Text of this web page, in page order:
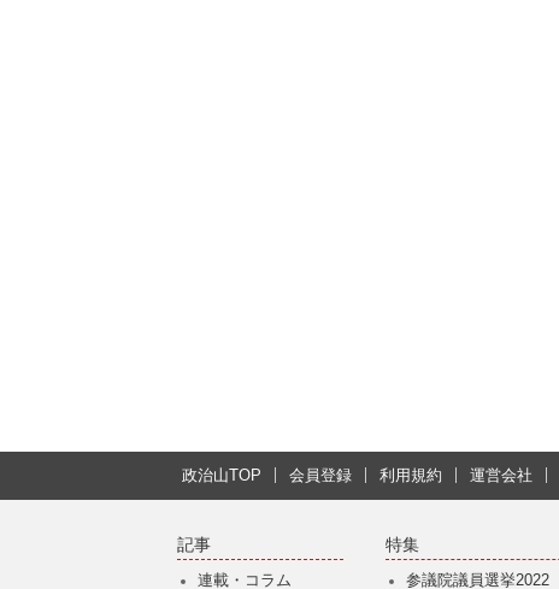
政治山TOP 会員登録 利用規約 運営会社
記事
連載・コラム
特集
参議院議員選挙2022